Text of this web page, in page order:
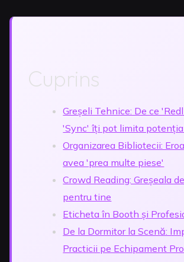
Cuprins
Greșeli Tehnice: De ce
'Sync' îți pot limita
Organizarea Bibliotecii:
avea 'prea multe piese'
Crowd Reading: Greșeala
pentru tine
Eticheta în Booth și
De la Dormitor la Scenă:
Practicii pe Echipament Pro